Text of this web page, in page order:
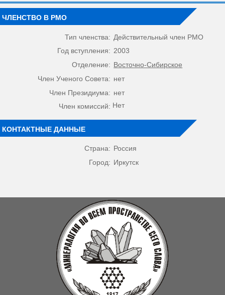
ЧЛЕНСТВО В РМО
Тип членства: Действительный член РМО
Год вступления: 2003
Отделение: Восточно-Сибирское
Член Ученого Совета: нет
Член Президиума: нет
Член комиссий: Нет
КОНТАКТНЫЕ ДАННЫЕ
Страна: Россия
Город: Иркутск